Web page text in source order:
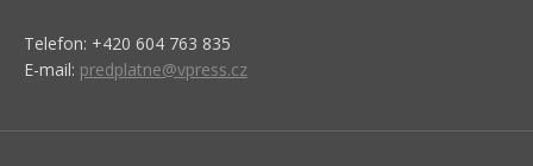
Telefon: +420 604 763 835
E-mail: predplatne@vpress.cz